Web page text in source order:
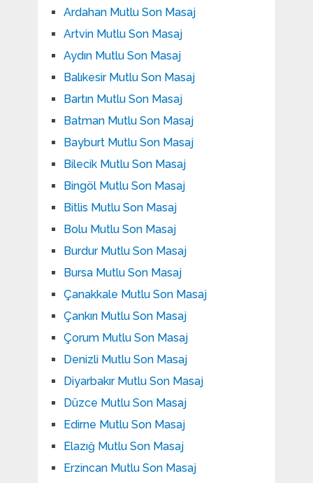
Ardahan Mutlu Son Masaj
Artvin Mutlu Son Masaj
Aydın Mutlu Son Masaj
Balıkesir Mutlu Son Masaj
Bartın Mutlu Son Masaj
Batman Mutlu Son Masaj
Bayburt Mutlu Son Masaj
Bilecik Mutlu Son Masaj
Bingöl Mutlu Son Masaj
Bitlis Mutlu Son Masaj
Bolu Mutlu Son Masaj
Burdur Mutlu Son Masaj
Bursa Mutlu Son Masaj
Çanakkale Mutlu Son Masaj
Çankırı Mutlu Son Masaj
Çorum Mutlu Son Masaj
Denizli Mutlu Son Masaj
Diyarbakır Mutlu Son Masaj
Düzce Mutlu Son Masaj
Edirne Mutlu Son Masaj
Elazığ Mutlu Son Masaj
Erzincan Mutlu Son Masaj